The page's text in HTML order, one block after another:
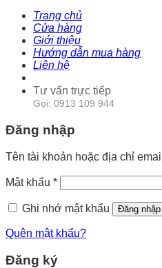
Trang chủ
Cửa hàng
Giới thiệu
Hướng dẫn mua hàng
Liên hệ
Tư vấn trực tiếp
Gọi: 0913 109 944
Đăng nhập
Tên tài khoản hoặc địa chỉ email
Mật khẩu *
Ghi nhớ mật khẩu Đăng nhập
Quên mật khẩu?
Đăng ký